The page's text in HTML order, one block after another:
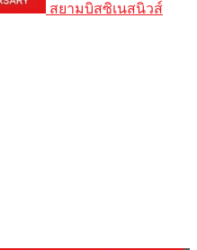
สยามบิสซิเนสนิวส์